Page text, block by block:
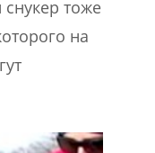
тоже
на